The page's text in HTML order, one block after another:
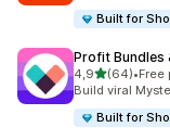
Built for
Profit Bundles
4,9stelle su 5
(64)
64 recensioni
•Free
Build viral
Built for